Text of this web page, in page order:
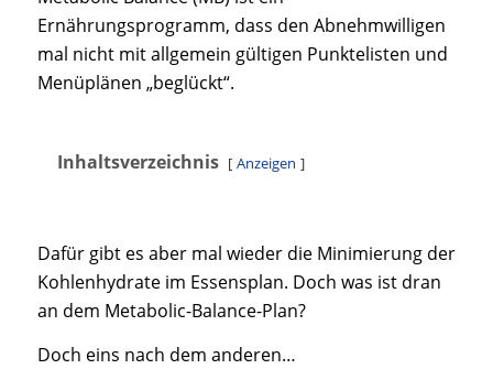
Ernährungsprogramm, dass den Abnehmwilligen
mal nicht mit allgemein gültigen Punktelisten und
Menüplänen „beglückt“.
Inhaltsverzeichnis Anzeigen
Dafür gibt es aber mal wieder die Minimierung der
Kohlenhydrate im Essensplan. Doch was ist dran
an dem Metabolic-Balance-Plan?
Doch eins nach dem anderen…